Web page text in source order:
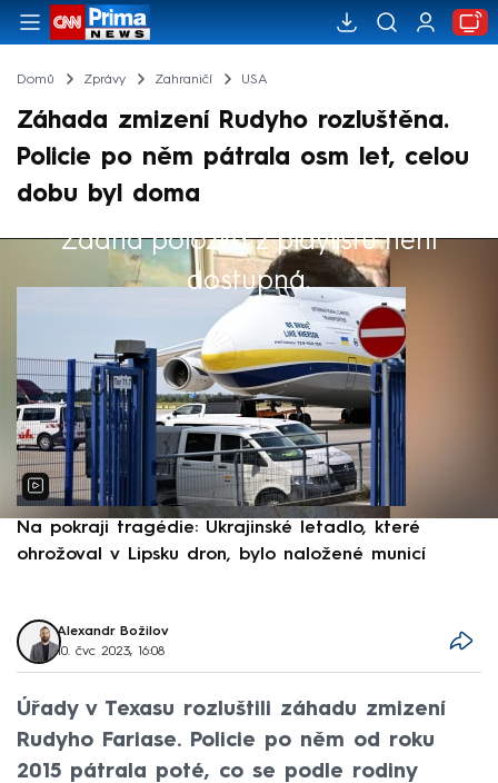
Domů Zprávy Zahraničí USA
Záhada zmizení Rudyho rozluštěna.
Policie po něm pátrala osm let, celou
dobu byl doma
Žádná položka z playlistu není
dostupná.
Výběr redakce
Na pokraji tragédie: Ukrajinské letadlo, které
ohrožoval v Lipsku dron, bylo naložené municí
Alexandr Božilov
10. čvc 2023, 16:08
Úřady v Texasu rozluštili záhadu zmizení
Rudyho Fariase. Policie po něm od roku
2015 pátrala poté, co se podle rodiny